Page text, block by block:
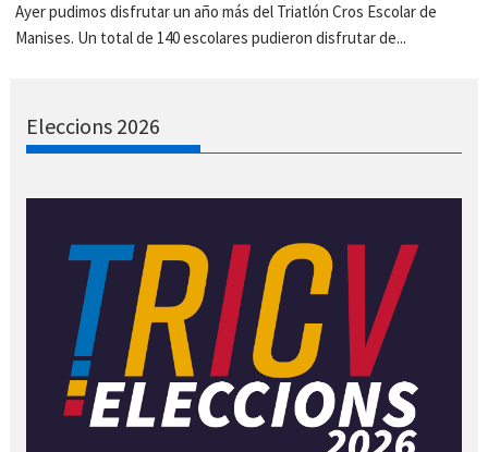
Ayer pudimos disfrutar un año más del Triatlón Cros Escolar de
Manises. Un total de 140 escolares pudieron disfrutar de...
Eleccions 2026